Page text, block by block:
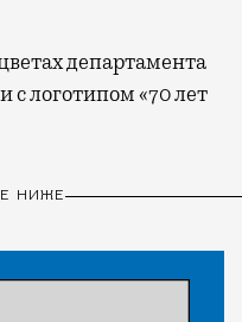
департамента
с логотипом «70 лет
НИЖЕ